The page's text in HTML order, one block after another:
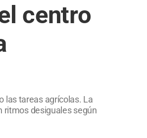
centro
las tareas agrícolas. La
ritmos desiguales según